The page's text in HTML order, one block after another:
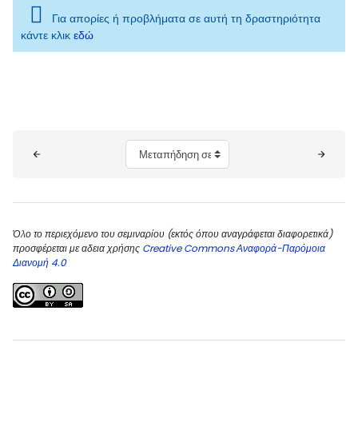
Για απορίες ή προβλήματα σε αυτή τη δραστηριότητα
κάντε κλικ εδώ
Μεταπήδηση σε...
Όλο το περιεχόμενο του σεμιναρίου (εκτός όπου αναγράφεται διαφορετικά)
προσφέρεται με αδεια χρήσης Creative Commons Αναφορά-Παρόμοια
Διανομή 4.0